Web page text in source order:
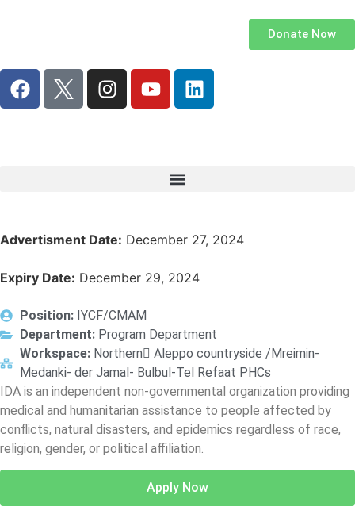
Donate Now
Advertisment Date: December 27, 2024
Expiry Date: December 29, 2024
Position: IYCF/CMAM
Department: Program Department
Workspace: Northern ِAleppo countryside /Mreimin-
Medanki- der Jamal- Bulbul-Tel Refaat PHCs
IDA is an independent non-governmental organization providing
medical and humanitarian assistance to people affected by
conflicts, natural disasters, and epidemics regardless of race,
religion, gender, or political affiliation.
Apply Now